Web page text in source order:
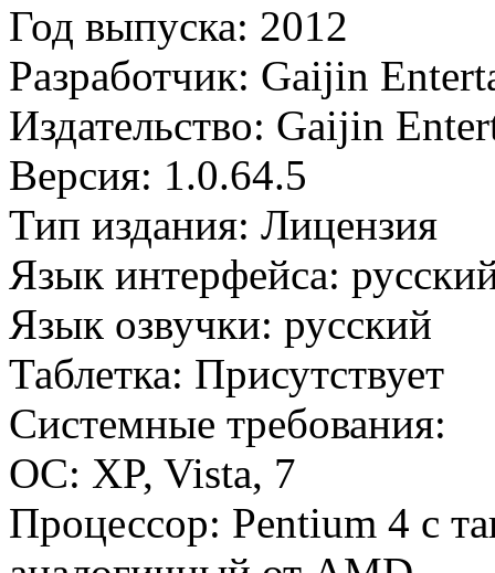
Год выпуска: 2012
Разработчик: Gaijin
Издательство: Gaijin
Версия: 1.0.64.5
Тип издания: Лицензия
Язык интерфейса:
Язык озвучки: русский
Таблетка: Присутствует
Системные требования:
ОС: XP, Vista, 7
Процессор: Pentium 4 с